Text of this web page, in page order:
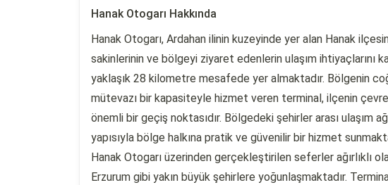
Hanak Otogarı Hakkında
Hanak Otogarı, Ardahan ilinin kuzeyinde yer alan Hanak
sakinlerinin ve bölgeyi ziyaret edenlerin ulaşım ihtiyaçlarını
yaklaşık 28 kilometre mesafede yer almaktadır. Bölgenin
mütevazı bir kapasiteyle hizmet veren terminal, ilçenin
önemli bir geçiş noktasıdır. Bölgedeki şehirler arası ulaşım
yapısıyla bölge halkına pratik ve güvenilir bir hizmet
Hanak Otogarı üzerinden gerçekleştirilen seferler ağırlıklı
Erzurum gibi yakın büyük şehirlere yoğunlaşmaktadır.